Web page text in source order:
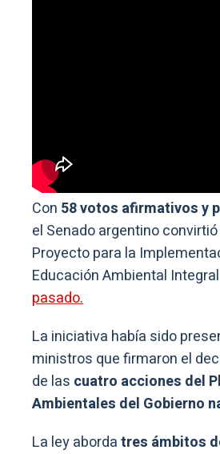
Con 58 votos afirmativos y
el Senado argentino
Proyecto para la
Educación Ambiental
pasado.
La iniciativa había sido
ministros que firmaron el
de las cuatro acciones del
Ambientales del Gobierno
La ley abordatres ámbitos